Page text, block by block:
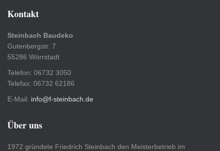
Kontakt
Steinbach Baudeko
Gutenbergstr. 7
55286 Wörrstadt
Telefon: 06732 3050
Telefax: 06732 62186
E-Mail: info@f-steinbach.de
Über uns
1972 gründete Friedrich Steinbach den Meisterbetrieb im